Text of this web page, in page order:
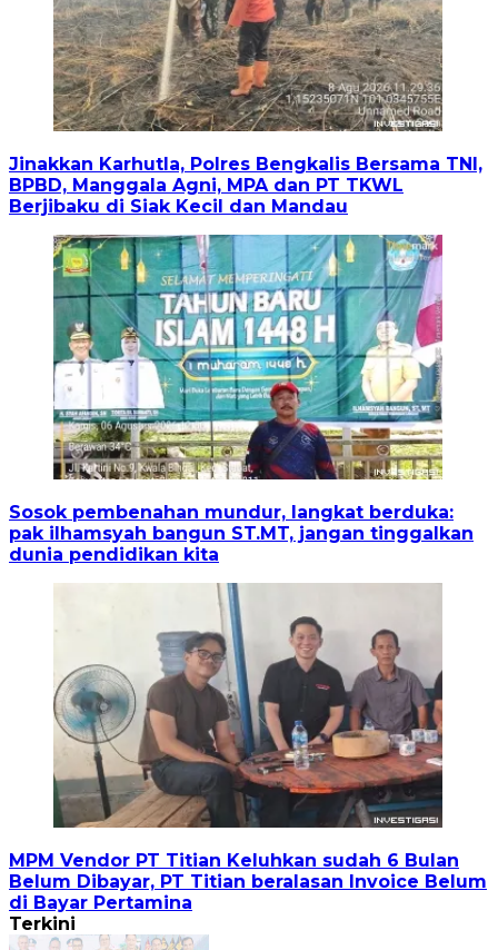
Jinakkan Karhutla, Polres Bengkalis Bersama TNI,
BPBD, Manggala Agni, MPA dan PT TKWL
Berjibaku di Siak Kecil dan Mandau
Sosok pembenahan mundur, langkat berduka:
pak ilhamsyah bangun ST.MT, jangan tinggalkan
dunia pendidikan kita
MPM Vendor PT Titian Keluhkan sudah 6 Bulan
Belum Dibayar, PT Titian beralasan Invoice Belum
di Bayar Pertamina
Terkini